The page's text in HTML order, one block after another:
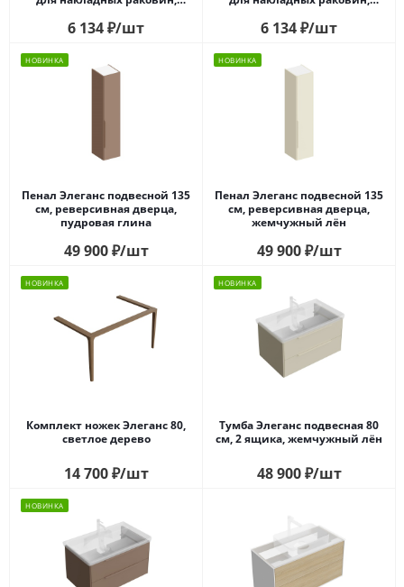
6 134₽/шт 6 134₽/шт
НОВИНКА
Пенал Элеганс подвесной 135
см, реверсивная дверца,
пудровая глина
49 900₽/шт
НОВИНКА
Пенал Элеганс подвесной 135
см, реверсивная дверца,
жемчужный лён
49 900₽/шт
НОВИНКА
Комплект ножек Элеганс 80,
светлое дерево
14 700₽/шт
НОВИНКА
Тумба Элеганс подвесная 80
см, 2 ящика, жемчужный лён
48 900₽/шт
НОВИНКА